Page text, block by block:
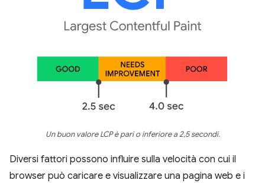
Un buon valore LCP è pari o inferiore a 2,5 secondi.
Diversi fattori possono influire sulla velocità con cui il
browser può caricare e visualizzare una pagina web e i